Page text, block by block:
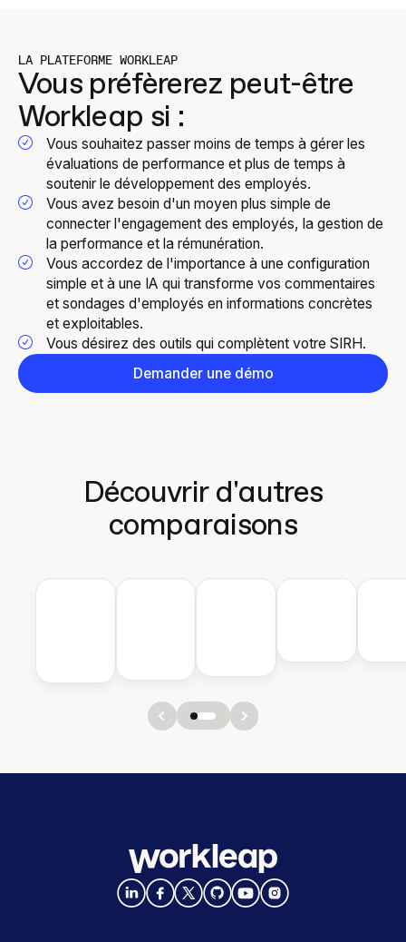
LA PLATEFORME WORKLEAP
Vous préfèrerez peut-être
Workleap si :
Vous souhaitez passer moins de temps à gérer les
évaluations de performance et plus de temps à
soutenir le développement des employés.
Vous avez besoin d'un moyen plus simple de
connecter l'engagement des employés, la gestion de
la performance et la rémunération.
Vous accordez de l'importance à une configuration
simple et à une IA qui transforme vos commentaires
et sondages d'employés en informations concrètes
et exploitables.
Vous désirez des outils qui complètent votre SIRH.
Demander une démo
Découvrir d'autres
comparaisons